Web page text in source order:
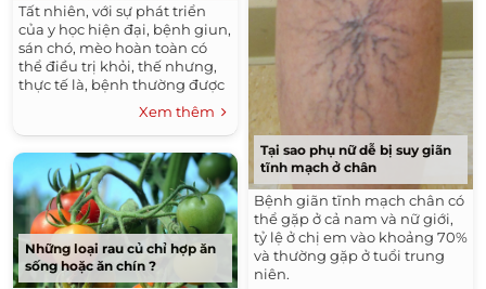
Tất nhiên, với sự phát triển
của y học hiện đại, bệnh giun,
sán chó, mèo hoàn toàn có
thể điều trị khỏi, thế nhưng,
thực tế là, bệnh thường được
phát hiện ở giai đoạn muộn
nên sức khỏe đã bị ảnh
hưởng ít nhiều. Không ít
những trường hợp còn bị
động kinh, trí não suy giảm
bởi loài giun, sán này. Thế
nên, phòng bệnh vẫn là yếu
tố cần được ưu tiên hàng đầu
với những gia đình đang nuôi
chó, mèo hiện nay.
Xem thêm
Những loại rau củ chỉ hợp ăn
sống hoặc ăn chín ?
Tại sao phụ nữ dễ bị suy giãn
tĩnh mạch ở chân
Bệnh giãn tĩnh mạch chân có
thể gặp ở cả nam và nữ giới,
tỷ lệ ở chị em vào khoảng 70%
và thường gặp ở tuổi trung
niên.